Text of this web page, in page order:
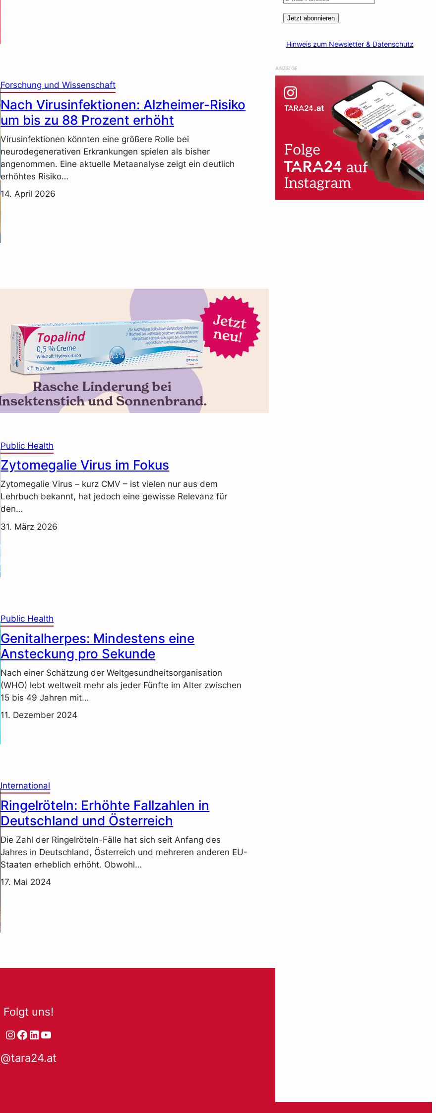
Forschung und Wissenschaft
Nach Virusinfektionen: Alzheimer-Risiko
um bis zu 88 Prozent erhöht
Virusinfektionen könnten eine größere Rolle bei
neurodegenerativen Erkrankungen spielen als bisher
angenommen. Eine aktuelle Metaanalyse zeigt ein deutlich
erhöhtes Risiko…
14. April 2026
Public Health
Zytomegalie Virus im Fokus
Zytomegalie Virus – kurz CMV – ist vielen nur aus dem
Lehrbuch bekannt, hat jedoch eine gewisse Relevanz für
den…
31. März 2026
Public Health
Genitalherpes: Mindestens eine
Ansteckung pro Sekunde
Nach einer Schätzung der Weltgesundheitsorganisation
(WHO) lebt weltweit mehr als jeder Fünfte im Alter zwischen
15 bis 49 Jahren mit…
11. Dezember 2024
International
Ringelröteln: Erhöhte Fallzahlen in
Deutschland und Österreich
Die Zahl der Ringelröteln-Fälle hat sich seit Anfang des
Jahres in Deutschland, Österreich und mehreren anderen EU-
Staaten erheblich erhöht. Obwohl…
17. Mai 2024
Folgt uns!
Instagram Facebook LinkedIn YouTube
@tara24.at
Jetzt abonnieren
Hinweis zum Newsletter & Datenschutz
ANZEIGE